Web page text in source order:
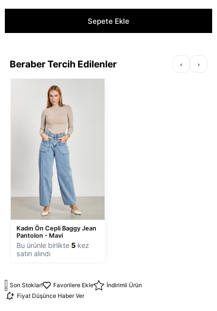
Beraber Tercih Edilenler ‹ ›
Kadın Ön Cepli Baggy Jean
Pantolon - Mavi
Bu ürünle birlikte 5 kez
satın alındı
Son Stoklar! Favorilere Ekle
İndirimli Ürün
Fiyat Düşünce Haber Ver